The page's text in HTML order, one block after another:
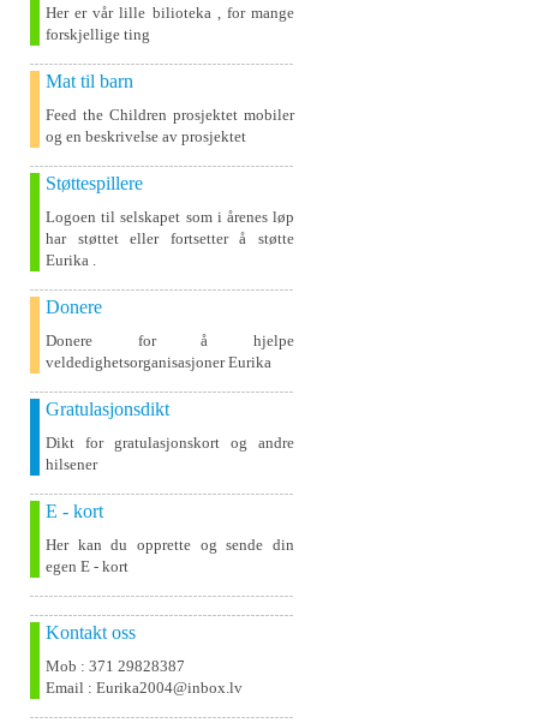
Her er vår lille bilioteka , for mange
forskjellige ting
Mat til barn
Feed the Children prosjektet mobiler
og en beskrivelse av prosjektet
Støttespillere
Logoen til selskapet som i årenes løp
har støttet eller fortsetter å støtte
Eurika .
Donere
Donere for å hjelpe
veldedighetsorganisasjoner Eurika
Gratulasjonsdikt
Dikt for gratulasjonskort og andre
hilsener
E - kort
Her kan du opprette og sende din
egen E - kort
Kontakt oss
Mob : 371 29828387
Email : Eurika2004@inbox.lv